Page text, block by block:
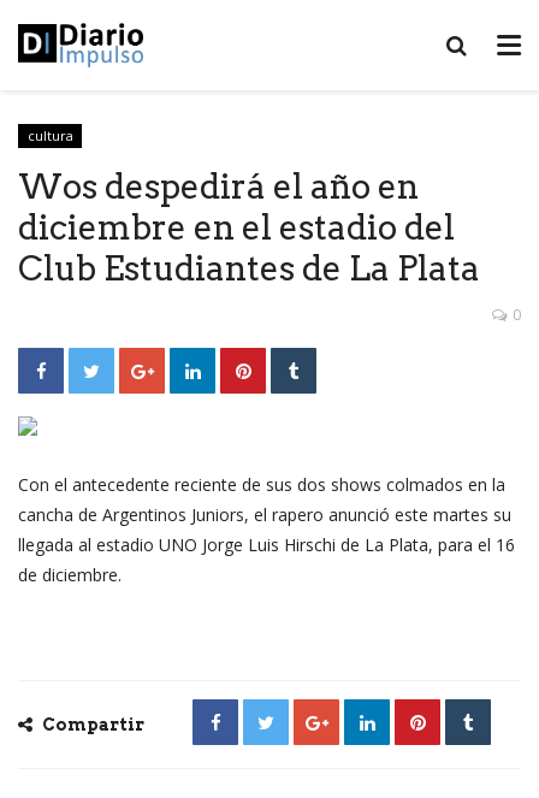
cultura
Wos despedirá el año en
diciembre en el estadio del
Club Estudiantes de La Plata
0
Con el antecedente reciente de sus dos shows colmados en la
cancha de Argentinos Juniors, el rapero anunció este martes su
llegada al estadio UNO Jorge Luis Hirschi de La Plata, para el 16
de diciembre.
Compartir